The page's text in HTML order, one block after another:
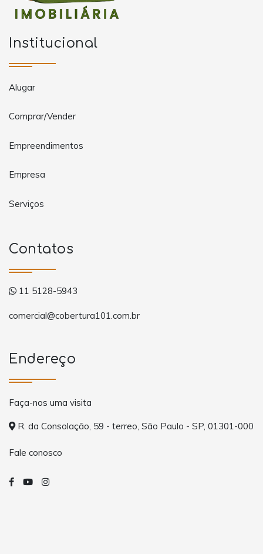
Institucional
Alugar
Comprar/Vender
Empreendimentos
Empresa
Serviços
Contatos
11 5128-5943
comercial@cobertura101.com.br
Endereço
Faça-nos uma visita
R. da Consolação, 59 - terreo, São Paulo - SP, 01301-000
Fale conosco